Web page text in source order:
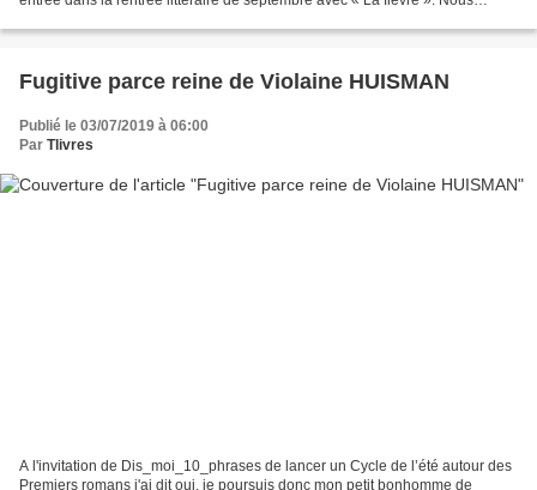
Fugitive parce reine de Violaine HUISMAN
Publié le 03/07/2019 à 06:00
Par Tlivres
A l'invitation de Dis_moi_10_phrases de lancer un Cycle de l’été autour des
Premiers romans j'ai dit oui, je poursuis donc mon petit bonhomme de